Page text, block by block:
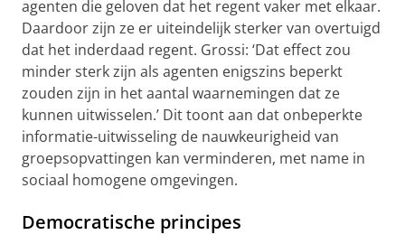
agenten die geloven dat het regent vaker met elkaar.
Daardoor zijn ze er uiteindelijk sterker van overtuigd
dat het inderdaad regent. Grossi: ‘Dat effect zou
minder sterk zijn als agenten enigszins beperkt
zouden zijn in het aantal waarnemingen dat ze
kunnen uitwisselen.’ Dit toont aan dat onbeperkte
informatie-uitwisseling de nauwkeurigheid van
groepsopvattingen kan verminderen, met name in
sociaal homogene omgevingen.
Democratische principes